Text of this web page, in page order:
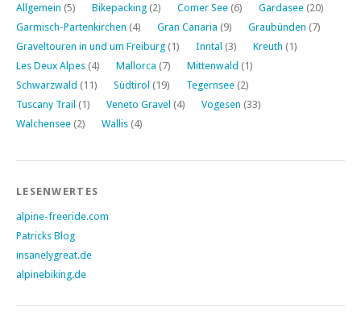
Allgemein (5) Bikepacking (2) Comer See (6) Gardasee (20)
Garmisch-Partenkirchen (4) Gran Canaria (9) Graubünden (7)
Graveltouren in und um Freiburg (1) Inntal (3) Kreuth (1)
Les Deux Alpes (4) Mallorca (7) Mittenwald (1)
Schwarzwald (11) Südtirol (19) Tegernsee (2)
Tuscany Trail (1) Veneto Gravel (4) Vogesen (33)
Walchensee (2) Wallis (4)
LESENWERTES
alpine-freeride.com
Patricks Blog
insanelygreat.de
alpinebiking.de